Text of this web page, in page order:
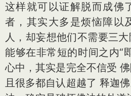
这样就可以证解脱而成佛
者，其实大多是烦恼障以
人，却妄想他们不需要三
能够在非常短的时间之内“
心中，其实是完全不信受
且很多都自认超越了 释迦